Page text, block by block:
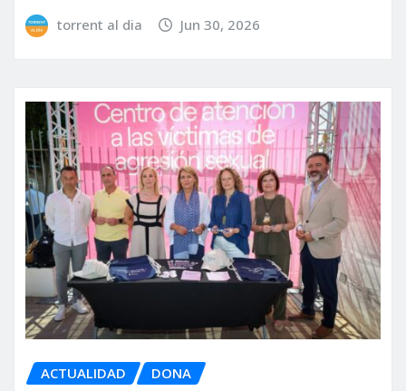
torrent al dia Jun 30, 2026
ACTUALIDAD DONA